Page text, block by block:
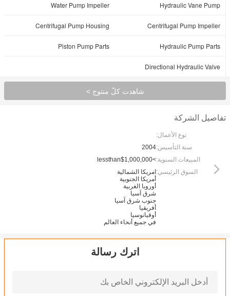
Hydraulic Vane Pump
Water Pump Impeller
Centrifugal Pump Impeller
Centrifugal Pump Housing
Hydraulic Pump Parts
Piston Pump Parts
Directional Hydraulic Valve
شاهدت كلّ منتوج >
تفاصيل الشركة
نوع الأعمال:
سنة التأسيس:2004
المبيعات السنوية:>lessthan$1,000,000
السوق الرئيسي: امريكا الشمالية
أمريكا الجنوبية
أوروبا الغربية
شرق آسيا
جنوب شرق آسيا
أفريقيا
أوقيانوسيا
في جميع أنحاء العالم
اترك رسالة